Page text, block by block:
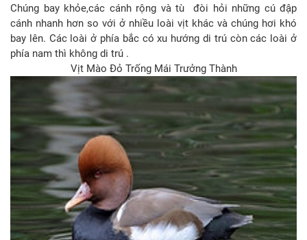
Chúng bay khỏe,các cánh rộng và tù đòi hỏi những cú đập
cánh nhanh hơn so với ở nhiều loài vịt khác và chúng hơi khó
bay lên. Các loài ở phía bắc có xu hướng di trú còn các loài ở
phía nam thì không di trú .
Vịt Mào Đỏ Trống Mái Trưởng Thành